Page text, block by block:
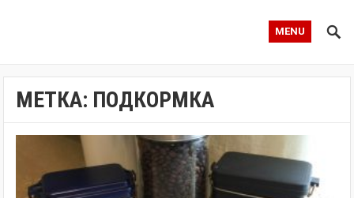
MENU
МЕТКА: ПОДКОРМКА